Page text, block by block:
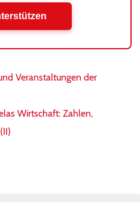
Veranstaltungen der
Wirtschaft: Zahlen,